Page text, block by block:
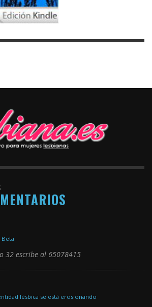
Beta
32 escribe al 65078415
lésbica se está erosionando